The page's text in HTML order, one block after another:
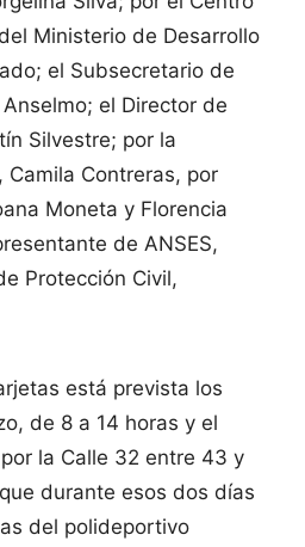
Ministerio de Desarrollo
el Subsecretario de
el Director de
Silvestre; por la
Camila Contreras, por
Moneta y Florencia
de ANSES,
Protección Civil,
está prevista los
de 8 a 14 horas y el
la Calle 32 entre 43 y
durante esos dos días
del polideportivo